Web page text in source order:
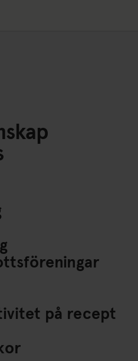
på recept